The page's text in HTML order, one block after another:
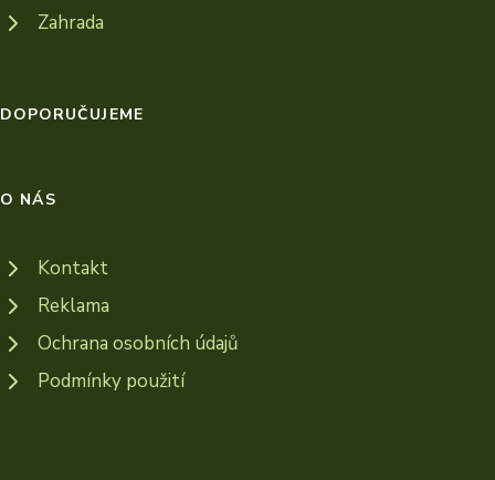
Zahrada
DOPORUČUJEME
O NÁS
Kontakt
Reklama
Ochrana osobních údajů
Podmínky použití